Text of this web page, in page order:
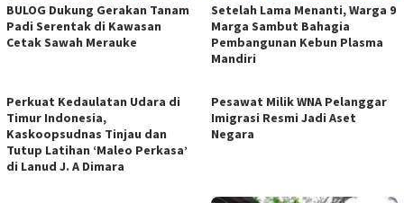
BULOG Dukung Gerakan Tanam
Padi Serentak di Kawasan
Cetak Sawah Merauke
Setelah Lama Menanti, Warga 9
Marga Sambut Bahagia
Pembangunan Kebun Plasma
Mandiri
Perkuat Kedaulatan Udara di
Timur Indonesia,
Kaskoopsudnas Tinjau dan
Tutup Latihan ‘Maleo Perkasa’
di Lanud J. A Dimara
Pesawat Milik WNA Pelanggar
Imigrasi Resmi Jadi Aset
Negara